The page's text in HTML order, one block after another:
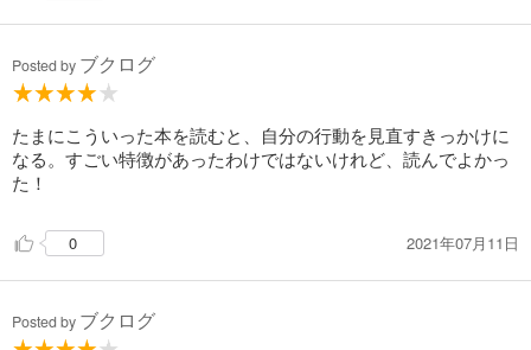
Posted by ブクログ
たまにこういった本を読むと、自分の行動を見直すきっかけに
なる。すごい特徴があったわけではないけれど、読んでよかっ
た！
0 2021年07月11日
Posted by ブクログ